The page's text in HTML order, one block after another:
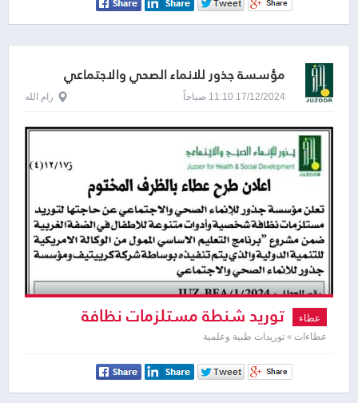
مؤسسة جذور للانماء الصحي والاجتماعي
17/12/2024 11:10 صباحاً رام الله
عطاء توريد شنطة مستلزمات نظافة
شخصية وأدوات متنوعة للاطفال
عطاءات » توريدات طبية وعلمية